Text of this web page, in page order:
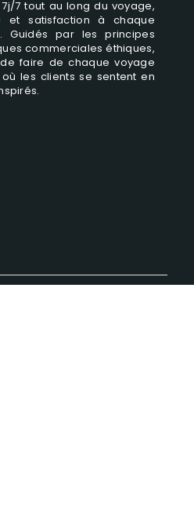
7 tout au long du voyage,
et satisfaction à chaque
Guidés par les principes
commerciales éthiques,
faire de chaque voyage
les clients se sentent en